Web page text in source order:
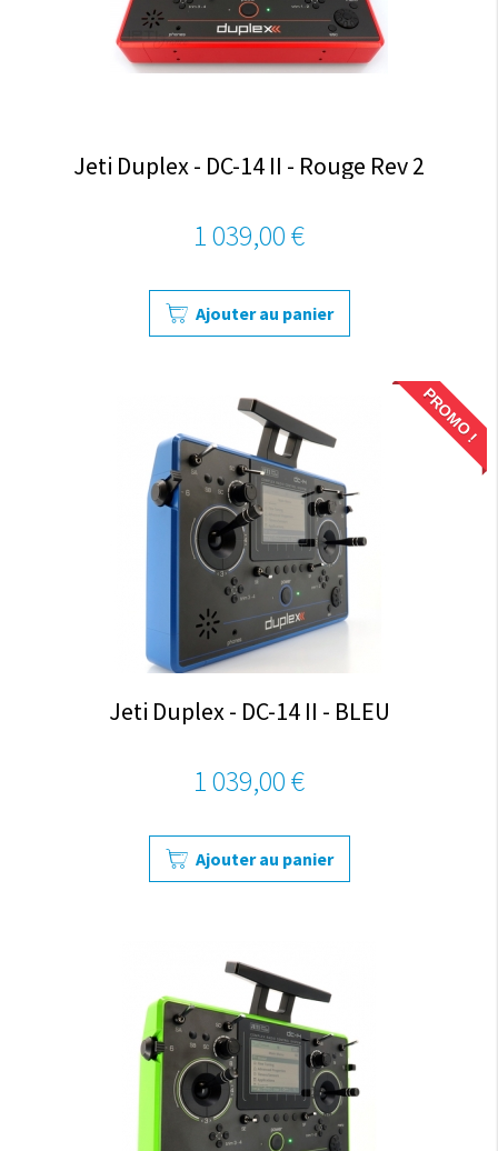
Jeti Duplex - DC-14 II - Rouge Rev 2
1 039,00 €
Ajouter au panier
PROMO !
Jeti Duplex - DC-14 II - BLEU
1 039,00 €
Ajouter au panier